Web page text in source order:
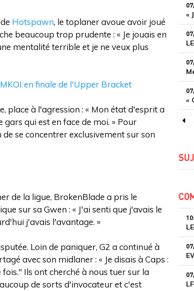
Hotspawn, le toplaner avoue avoir joué
beaucoup trop prudente : « Je jouais en
mentalité terrible et je ne veux plus
en finale de l'Upper Bracket
place à l'agression : « Mon état d'esprit a
qui est en face de moi. » Pour
se concentrer exclusivement sur son
de la ligue, BrokenBlade a pris le
sur sa Gwen : « J'ai senti que j'avais le
j'avais l'avantage. »
Loin de paniquer, G2 a continué à
avec son midlaner : « Je disais à Caps :
Ils ont cherché à nous tuer sur la
de sorts d'invocateur et c'est